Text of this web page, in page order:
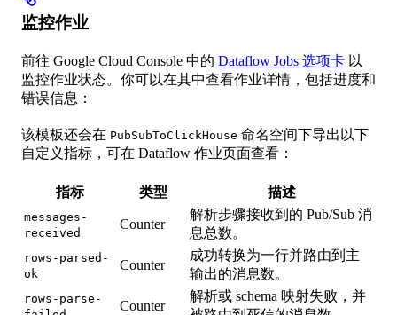
监控作业
前往 Google Cloud Console 中的 Dataflow Jobs 选项卡 以
监控作业状态。你可以在其中查看作业详情，包括进度和
错误信息：
该模板还会在 PubSubToClickHouse 命名空间下导出以下
自定义指标，可在 Dataflow 作业页面查看：
指标 类型 描述
messages-
received
Counter
解析步骤接收到的 Pub/Sub 消
息总数。
rows-parsed-
ok
Counter
成功转换为一行并路由到主
输出的消息数。
rows-parse-
Counter
解析或 schema 映射失败，并